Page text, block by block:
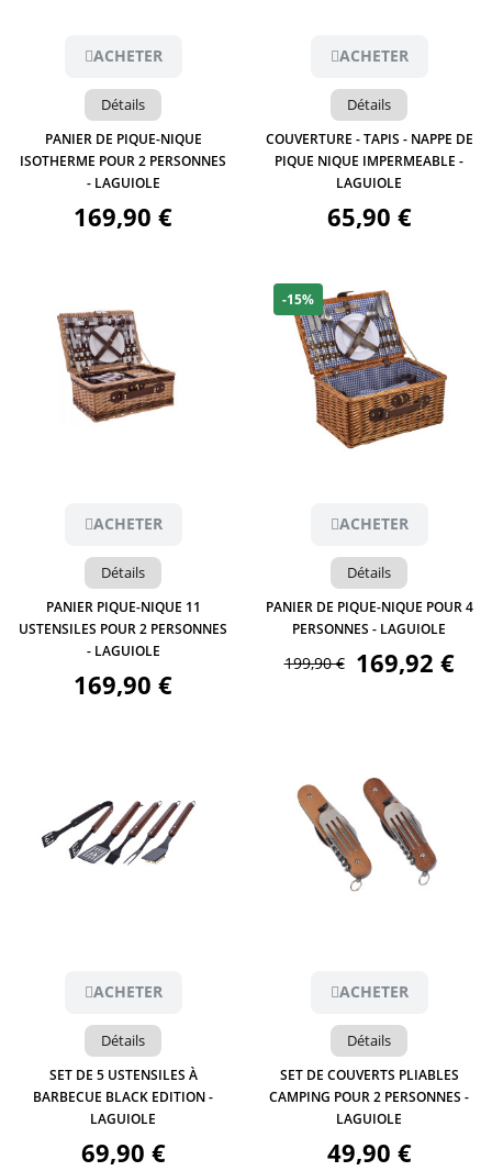
ACHETER
Détails
PANIER DE PIQUE-NIQUE
ISOTHERME POUR 2 PERSONNES
- LAGUIOLE
169,90 €
ACHETER
Détails
COUVERTURE - TAPIS - NAPPE DE
PIQUE NIQUE IMPERMEABLE -
LAGUIOLE
65,90 €
ACHETER
Détails
PANIER PIQUE-NIQUE 11
USTENSILES POUR 2 PERSONNES
- LAGUIOLE
169,90 €
Aperçu
-15%
ACHETER
Détails
PANIER DE PIQUE-NIQUE POUR 4
PERSONNES - LAGUIOLE
199,90 € 169,92 €
ACHETER
Détails
SET DE 5 USTENSILES À
BARBECUE BLACK EDITION -
LAGUIOLE
69,90 €
ACHETER
Détails
SET DE COUVERTS PLIABLES
CAMPING POUR 2 PERSONNES -
LAGUIOLE
49,90 €